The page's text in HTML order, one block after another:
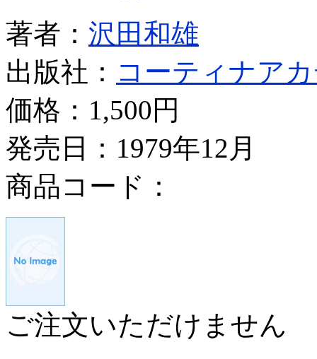
著者： 沢田和雄
出版社： コーティナア
価格： 1,500円
発売日：1979年12月
商品コード：
ご注文いただけません